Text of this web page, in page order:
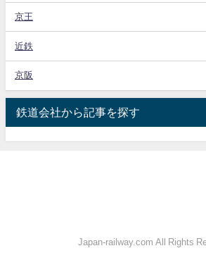
京王
近鉄
京阪
鉄道会社から記事を探す
Japan-railway.com All Rights